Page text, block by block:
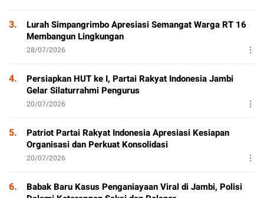
3.
Lurah Simpangrimbo Apresiasi Semangat Warga RT 16
Membangun Lingkungan
28/07/2026
4.
Persiapkan HUT ke I, Partai Rakyat Indonesia Jambi
Gelar Silaturrahmi Pengurus
20/07/2026
5.
Patriot Partai Rakyat Indonesia Apresiasi Kesiapan
Organisasi dan Perkuat Konsolidasi
20/07/2026
6.
Babak Baru Kasus Penganiayaan Viral di Jambi, Polisi